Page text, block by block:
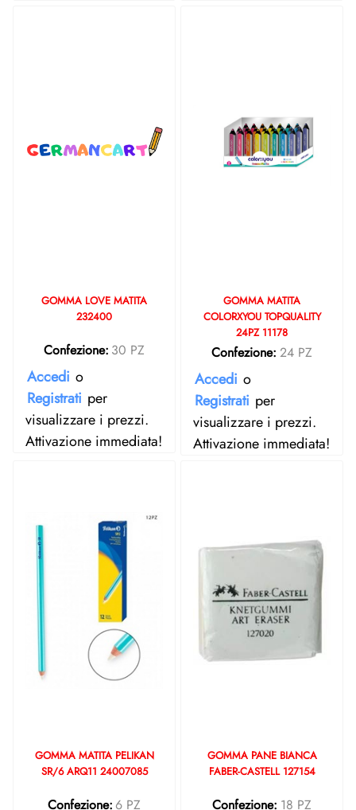
GOMMA LOVE MATITA
232400
Confezione: 30 PZ
Accedi o
Registrati per
visualizzare i prezzi.
Attivazione immediata!
GOMMA MATITA
COLORXYOU TOPQUALITY
24PZ 11178
Confezione: 24 PZ
Accedi o
Registrati per
visualizzare i prezzi.
Attivazione immediata!
GOMMA MATITA PELIKAN
SR/6 ARQ11 24007085
Confezione: 6 PZ
GOMMA PANE BIANCA
FABER-CASTELL 127154
Confezione: 18 PZ